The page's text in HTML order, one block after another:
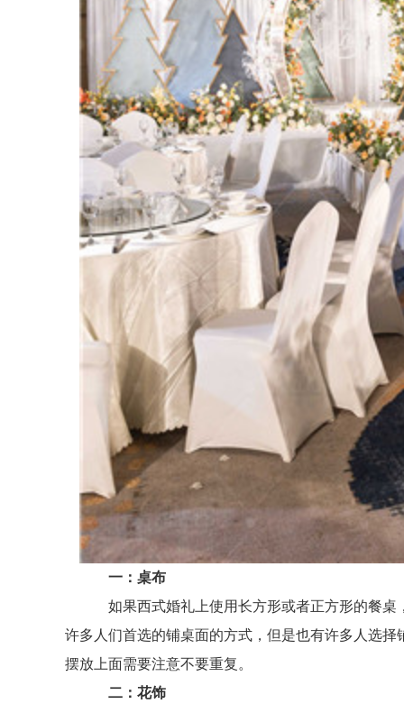
一：桌布
如果西式婚礼上使用长方形或者正方形的餐桌
许多人们首选的铺桌面的方式，但是也有许多人选
摆放上面需要注意不要重复。
二：花饰